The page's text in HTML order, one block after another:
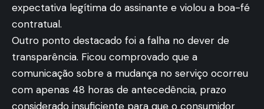
expectativa legítima do assinante e violou a boa-fé
contratual.
Outro ponto destacado foi a falha no dever de
transparência. Ficou comprovado que a
comunicação sobre a mudança no serviço ocorreu
com apenas 48 horas de antecedência, prazo
considerado insuficiente para que o consumidor